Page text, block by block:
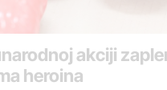
akciji
heroina